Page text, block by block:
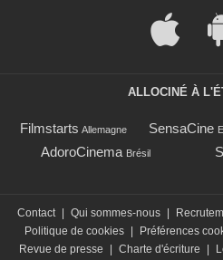
ALLOCINÉ À
Filmstarts Allemagne SensaCine
AdoroCinema Brésil
Contact Qui sommes-nous
Politique de cookies
Préférences
Revue de presse
Charte d'écriture